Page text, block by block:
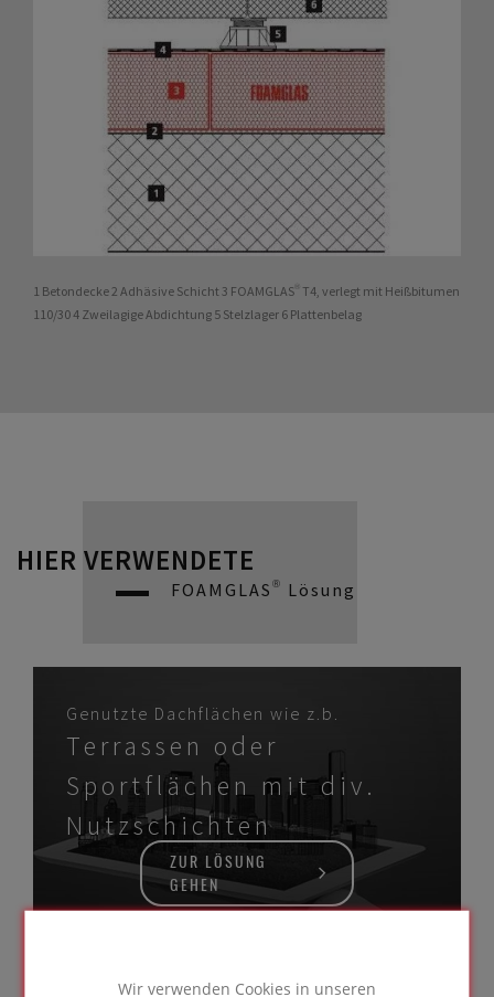
Wir verwenden Cookies in unseren
1 Betondecke 2 Adhäsive Schicht 3 FOAMGLAS® T4, verlegt mit Heißbitumen
110/30 4 Zweilagige Abdichtung 5 Stelzlager 6 Plattenbelag
HIER VERWENDETE
FOAMGLAS® Lösung
Genutzte Dachflächen wie z.b.
Terrassen oder
Sportflächen mit div.
Nutzschichten
ZUR LÖSUNG
GEHEN